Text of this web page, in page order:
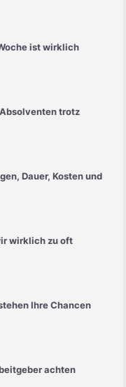
ist wirklich
trotz
Dauer, Kosten und
wirklich zu oft
Ihre Chancen
achten